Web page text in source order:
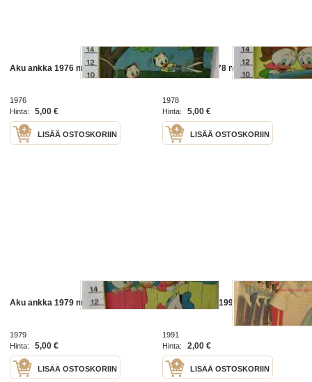
Aku ankka 1976 nr26
1976
Hinta:
5,00 €
LISÄÄ OSTOSKORIIN
Aku ankka 1978 nr36
1978
Hinta:
5,00 €
LISÄÄ OSTOSKORIIN
Aku ankka 1979 nr42
1979
Hinta:
5,00 €
LISÄÄ OSTOSKORIIN
Aku ankka 30 1991
1991
Hinta:
2,00 €
LISÄÄ OSTOSKORIIN